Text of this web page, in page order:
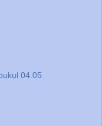
04.05